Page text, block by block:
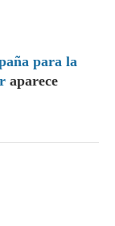
para la
aparece